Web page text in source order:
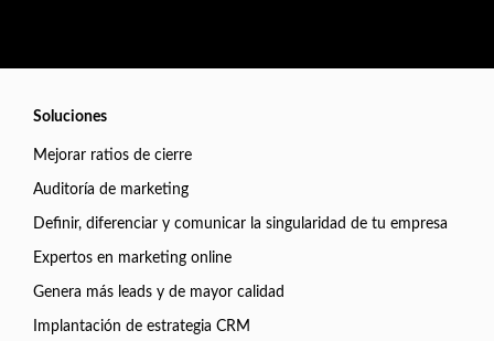
Soluciones
Mejorar ratios de cierre
Auditoría de marketing
Definir, diferenciar y comunicar la singularidad de tu empresa
Expertos en marketing online
Genera más leads y de mayor calidad
Implantación de estrategia CRM